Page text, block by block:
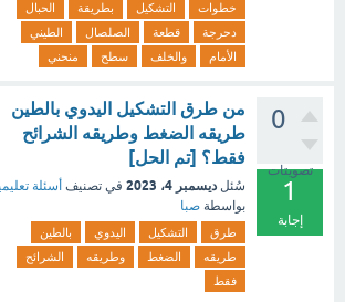
خطوات التشكيل بطريقة
الحبال
دحرجة
قطعة الصلصال
الطيني
الأمام
والخلف سطح منحني
0
تصويتات
1
إجابة
من طرق التشكيل اليدوي بالطين
طريقه الضغط وطريقه الشرائح
فقط؟ [تم الحل]
سُئل ديسمبر 4، 2023 في تصنيف أسئلة
بواسطة صبا
طرق التشكيل اليدوي
بالطين
طريقه
الضغط وطريقه
الشرائح
فقط